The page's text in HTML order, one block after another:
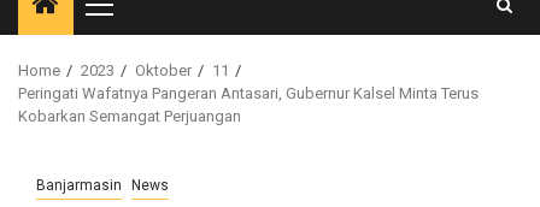
Primary
Menu
Home 2023 Oktober
11
Peringati Wafatnya Pangeran Antasari, Gubernur Kalsel Minta Terus
Kobarkan Semangat Perjuangan
Banjarmasin News